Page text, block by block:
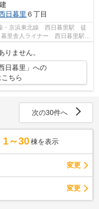
日暮里 ６丁目
暮里舎人ライナー 西日暮里駅
りません。
日暮里」への
ちら
次の30件へ
1～30 棟を表示
変更
変更